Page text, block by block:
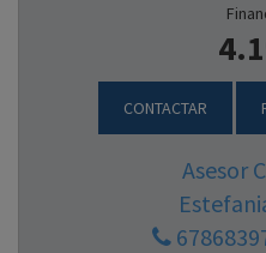
CONTACTAR
Asesor